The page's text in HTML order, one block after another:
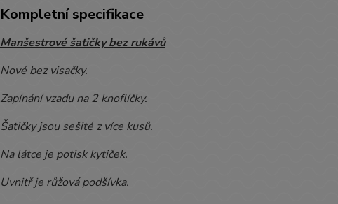
Kompletní specifikace
Manšestrové šatičky bez rukávů
Nové bez visačky.
Zapínání vzadu na 2 knoflíčky.
Šatičky jsou sešité z více kusů.
Na látce je potisk kytiček.
Uvnitř je růžová podšívka.